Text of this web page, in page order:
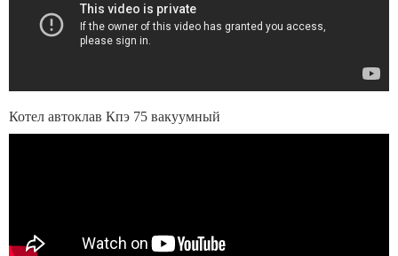
Котел автоклав Кпэ 75 вакуумный